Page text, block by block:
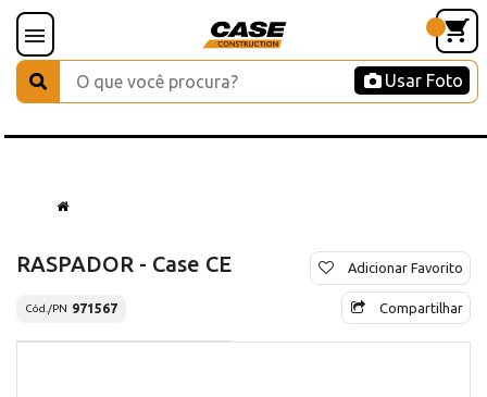
Usar Foto
RASPADOR - Case CE
Cód./PN 971567
Adicionar Favorito
Compartilhar